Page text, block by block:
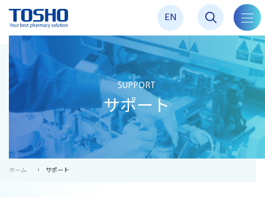
EN
SUPPORT
サポート
ホーム サポート